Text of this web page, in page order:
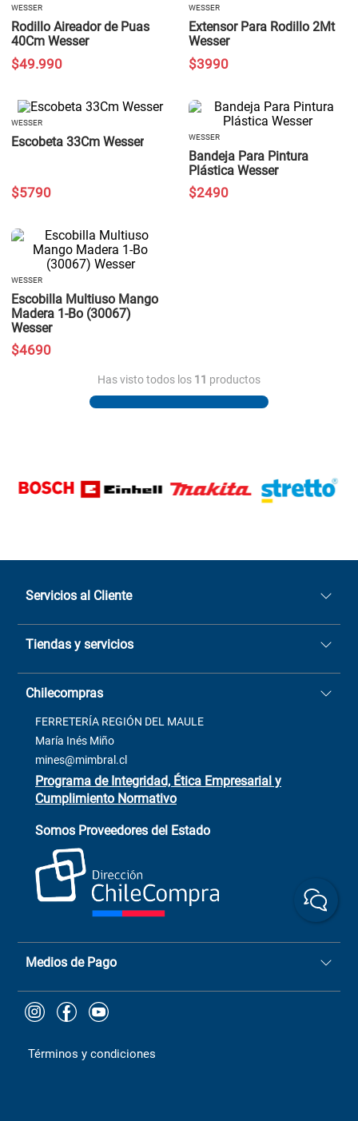
WESSER
Rodillo Aireador de Puas
40Cm Wesser
$49.990
WESSER
Extensor Para Rodillo 2Mt
Wesser
$3990
WESSER
Escobeta 33Cm Wesser
$5790
WESSER
Bandeja Para Pintura
Plástica Wesser
$2490
WESSER
Escobilla Multiuso Mango
Madera 1-Bo (30067)
Wesser
$4690
Has visto todos los 11 productos
Servicios al Cliente
Quiénes somos
Sucursales
Términos y condiciones
Contacto
Venta Terreno
Trabaja con Nosotros
+(73) 256
ChileCompras
+56 9 9888 9549
Tiendas y servicios
Casa Matriz: Avenida Chorrillos
2137 San Javier, Fono (73)
Chilecompras
FERRETERÍA REGIÓN DEL MAULE
María Inés Miño
mines@mimbral.cl
Programa de Integridad, Ética Empresarial y
Cumplimiento Normativo
Somos Proveedores del Estado
Medios de Pago
Términos y condiciones